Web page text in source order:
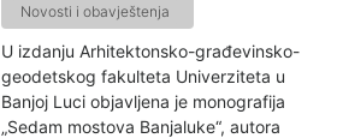
Novosti i obavještenja
U izdanju Arhitektonsko-građevinsko-
geodetskog fakulteta Univerziteta u
Banjoj Luci objavljena je monografija
„Sedam mostova Banjaluke“, autora